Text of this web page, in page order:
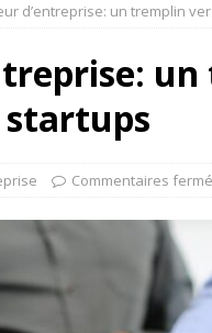
d’entreprise: un tremplin
startups
Commentaires